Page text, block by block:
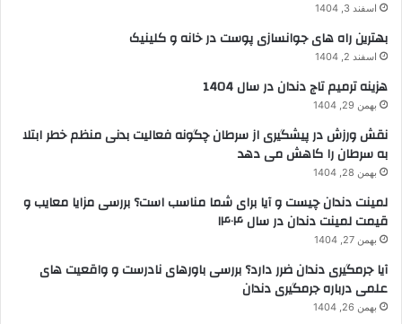
اسفند 3, 1404
بهترین راه های جوانسازی پوست در خانه و کلینیک
اسفند 2, 1404
هزینه ترمیم تاج دندان در سال 1404
بهمن 29, 1404
نقش ورزش در پیشگیری از سرطان چگونه فعالیت بدنی منظم خطر ابتلا
به سرطان را کاهش می دهد
بهمن 28, 1404
لمینت دندان چیست و آیا برای شما مناسب است؟ بررسی مزایا معایب و
قیمت لمینت دندان در سال ۱۴۰۴
بهمن 27, 1404
آیا جرمگیری دندان ضرر دارد؟ بررسی باورهای نادرست و واقعیت های
علمی درباره جرمگیری دندان
بهمن 26, 1404